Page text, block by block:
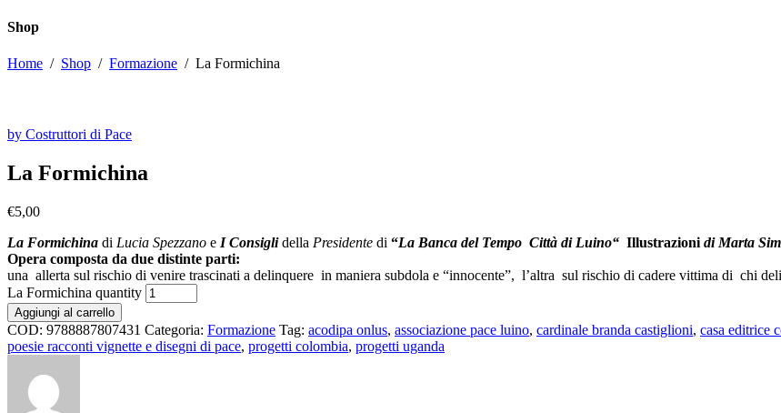
Shop
Home / Shop / Formazione / La Formichina
by Costruttori di Pace
La Formichina
€5,00
La Formichina di Lucia Spezzano e I Consiglidella Presidente di “La Banca del Tempo Città di Luino“ Illustrazioni di Marta
Opera composta da due distinte parti:
una allerta sul rischio di venire trascinati a delinquere in maniera subdola e “innocente”, l’altra sul rischio di cadere vittima
La Formichina quantity
Aggiungi al carrello
COD: 9788887807431 Categoria: Formazione Tag: acodipa onlus, associazione pace luino, cardinale branda castiglioni, casa editrice
poesie racconti vignette e disegni di pace, progetti colombia, progetti uganda